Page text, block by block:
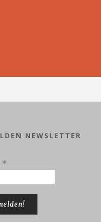
NEWSLETTER
*